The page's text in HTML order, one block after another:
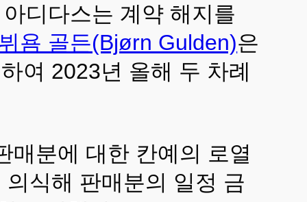
디다스는 계약 해지를
욤 골든(Bjørn Gulden)은
여 2023년 올해 두 차례
매분에 대한 칸예의 로열
식해 판매분의 일정 금